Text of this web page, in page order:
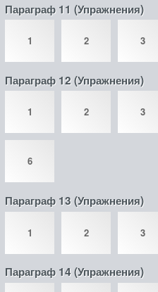
Параграф 11 (Упражнения)
1 2 3
Параграф 12 (Упражнения)
1 2 3
6
Параграф 13 (Упражнения)
1 2 3
Параграф 14 (Упражнения)